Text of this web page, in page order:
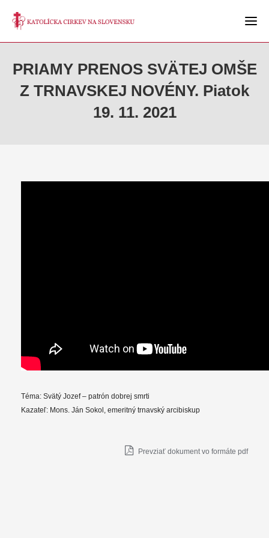
PRIAMY PRENOS SVÄTEJ OMŠE
Z TRNAVSKEJ NOVÉNY. Piatok
19. 11. 2021
Téma: Svätý Jozef – patrón dobrej smrti
Kazateľ: Mons. Ján Sokol, emeritný trnavský arcibiskup
Prevziať dokument vo formáte pdf